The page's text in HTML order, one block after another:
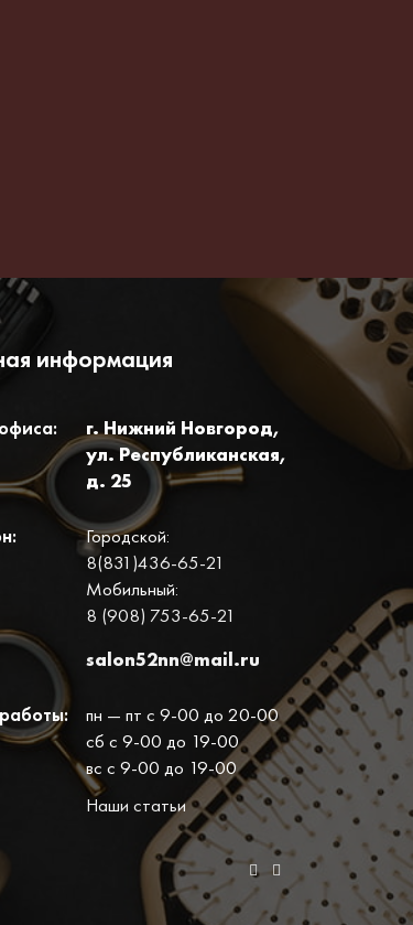
информация
г. Нижний Новгород,
ул. Республиканская,
д. 25
Городской:
8(831)436-65-21
Мобильный:
8 (908) 753-65-21
salon52nn@mail.ru
пн — пт с 9-00 до 20-00
сб с 9-00 до 19-00
вс с 9-00 до 19-00
Наши статьи